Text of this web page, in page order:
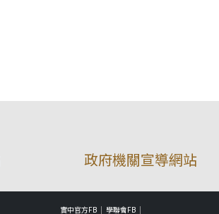
政府機關宣導網站
實中官方FB 學聯會FB